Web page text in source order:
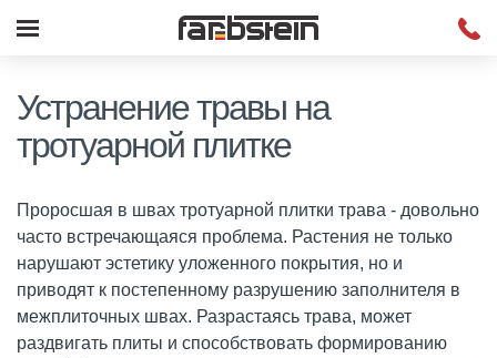
Устранение травы на
тротуарной плитке
Проросшая в швах тротуарной плитки трава - довольно
часто встречающаяся проблема. Растения не только
нарушают эстетику уложенного покрытия, но и
приводят к постепенному разрушению заполнителя в
межплиточных швах. Разрастаясь трава, может
раздвигать плиты и способствовать формированию